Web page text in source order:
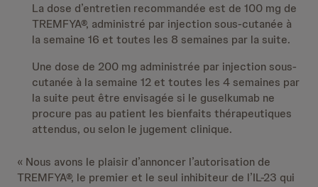
La dose d’entretien recommandée est de 100 mg de
TREMFYA®, administré par injection sous-cutanée à
la semaine 16 et toutes les 8 semaines par la suite.
Une dose de 200 mg administrée par injection sous-
cutanée à la semaine 12 et toutes les 4 semaines par
la suite peut être envisagée si le guselkumab ne
procure pas au patient les bienfaits thérapeutiques
attendus, ou selon le jugement clinique.
« Nous avons le plaisir d’annoncer l’autorisation de
TREMFYA®, le premier et le seul inhibiteur de l’IL-23 qui